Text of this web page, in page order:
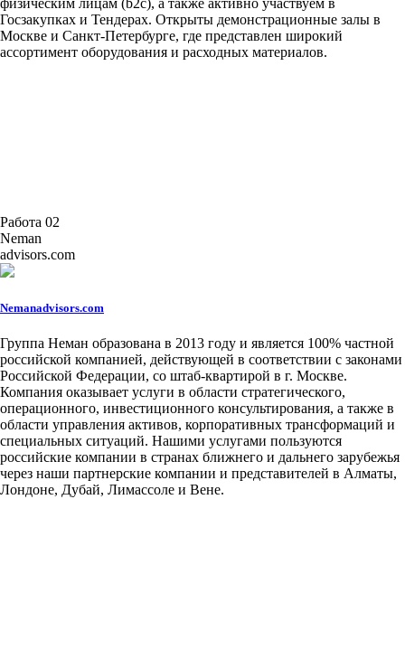
физическим лицам (b2c), а также активно участвуем в
Госзакупках и Тендерах. Открыты демонстрационные залы в
Москве и Санкт-Петербурге, где представлен широкий
ассортимент оборудования и расходных материалов.
Работа 02
Neman
advisors.com
Nemanadvisors.com
Группа Неман образована в 2013 году и является 100% частной
российской компанией, действующей в соответствии с законами
Российской Федерации, со штаб-квартирой в г. Москве.
Компания оказывает услуги в области стратегического,
операционного, инвестиционного консультирования, а также в
области управления активов, корпоративных трансформаций и
специальных ситуаций. Нашими услугами пользуются
российские компании в странах ближнего и дальнего зарубежья
через наши партнерские компании и представителей в Алматы,
Лондоне, Дубай, Лимассоле и Вене.